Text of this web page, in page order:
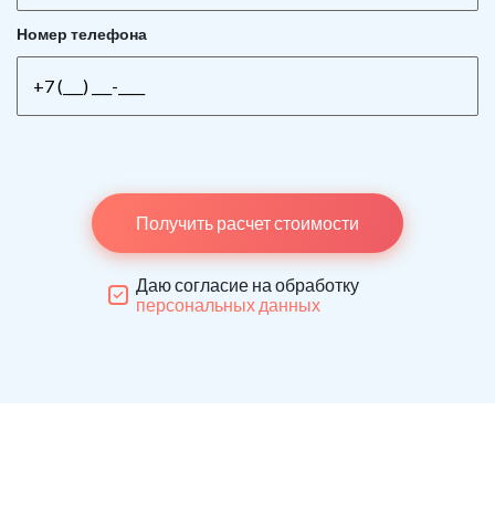
Номер телефона
Получить расчет стоимости
Даю согласие на обработку
персональных данных